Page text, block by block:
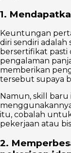
1.
Keuntungan
diri sendiri adalah
bersertifikat pasti
pengalaman
memberikan
tersebut supaya
Namun, skill
itu, cobalah
pekerjaan atau
2.